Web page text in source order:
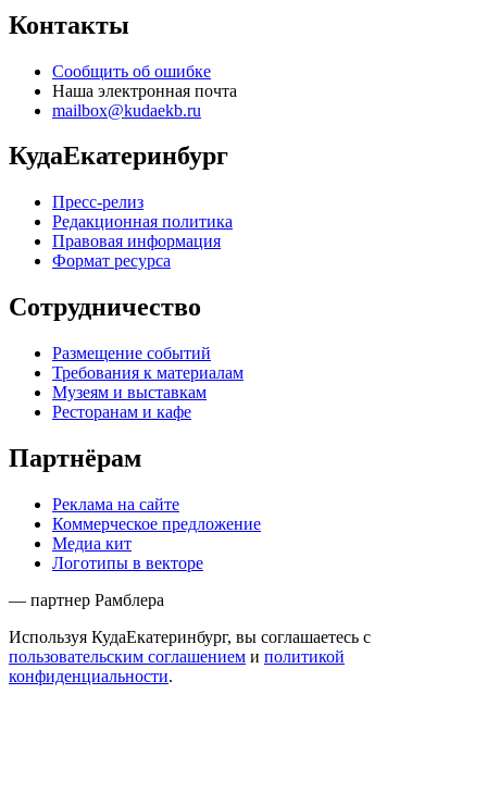
Контакты
Сообщить об ошибке
Наша электронная почта
mailbox@kudaekb.ru
КудаЕкатеринбург
Пресс-релиз
Редакционная политика
Правовая информация
Формат ресурса
Сотрудничество
Размещение событий
Требования к материалам
Музеям и выставкам
Ресторанам и кафе
Партнёрам
Реклама на сайте
Коммерческое предложение
Медиа кит
Логотипы в векторе
— партнер Рамблера
Используя КудаЕкатеринбург, вы соглашаетесь с
пользовательским соглашением и политикой
конфиденциальности.